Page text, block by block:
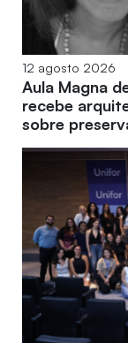
12 agosto 2026
Aula Magna
recebe
sobre